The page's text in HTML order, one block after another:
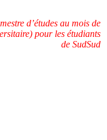
d’études au mois de
pour les étudiants
de SudSud